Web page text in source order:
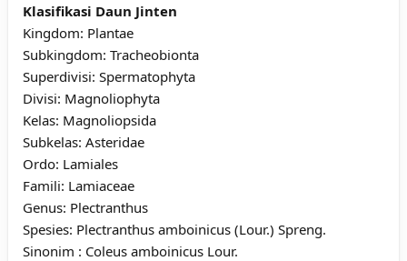
Klasifikasi Daun Jinten
Kingdom: Plantae
Subkingdom: Tracheobionta
Superdivisi: Spermatophyta
Divisi: Magnoliophyta
Kelas: Magnoliopsida
Subkelas: Asteridae
Ordo: Lamiales
Famili: Lamiaceae
Genus: Plectranthus
Spesies: Plectranthus amboinicus (Lour.) Spreng.
Sinonim : Coleus amboinicus Lour.